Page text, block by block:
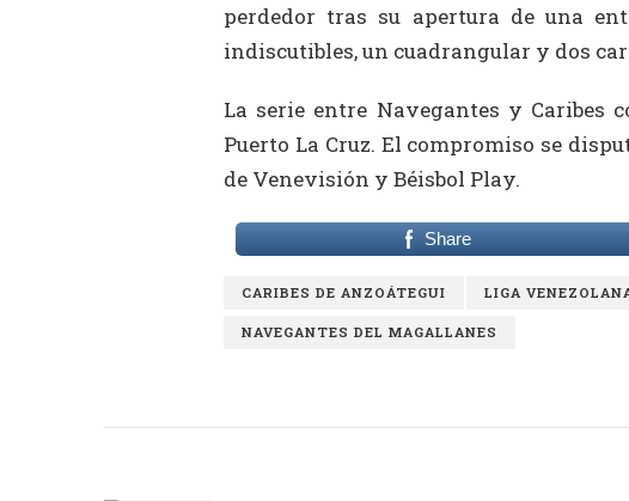
perdedor tras su apertura de una
indiscutibles, un cuadrangular y dos
La serie entre Navegantes y Caribes
Puerto La Cruz. El compromiso se
de Venevisión y Béisbol Play.
Share
CARIBES DE ANZOÁTEGUI LIGA
NAVEGANTES DEL MAGALLANES